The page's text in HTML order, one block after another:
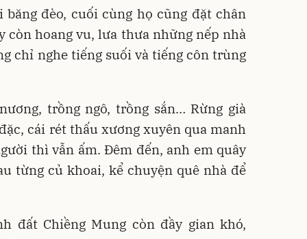
đèo, cuối cùng họ cũng đặt chân
còn hoang vu, lưa thưa những nếp nhà
chỉ nghe tiếng suối và tiếng côn trùng
trồng ngô, trồng sắn… Rừng già
cái rét thấu xương xuyên qua manh
thì vẫn ấm. Đêm đến, anh em quây
từng củ khoai, kể chuyện quê nhà để
đất Chiềng Mung còn đầy gian khó,